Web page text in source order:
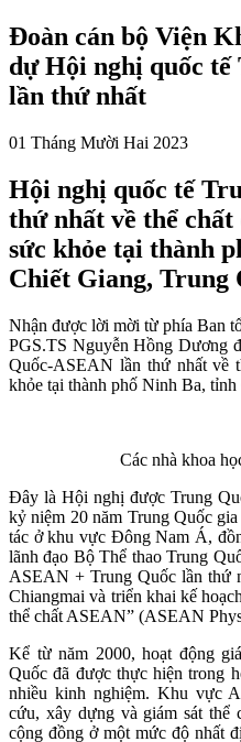
Đoàn cán bộ Viện
dự Hội nghị quốc tế
lần thứ nhất
01 Tháng Mười Hai 2023
Hội nghị quốc tế
thứ nhất về thể chất
sức khỏe tại thành
Chiết Giang, Trung
Nhận được lời mời từ phía Ban
PGS.TS Nguyễn Hồng Dương
Quốc-ASEAN lần thứ nhất về
khỏe tại thành phố Ninh Ba,
Các nhà khoa
Đây là Hội nghị được Trung
kỷ niệm 20 năm Trung Quốc
tác ở khu vực Đông Nam Á,
lãnh đạo Bộ Thể thao Trung
ASEAN + Trung Quốc lần thứ
Chiangmai và triển khai kế
thể chất ASEAN” (ASEAN
Kể từ năm 2000, hoạt động
Quốc đã được thực hiện trong
nhiều kinh nghiệm. Khu vực
cứu, xây dựng và giám sát thể
cộng đồng ở một mức độ nhất